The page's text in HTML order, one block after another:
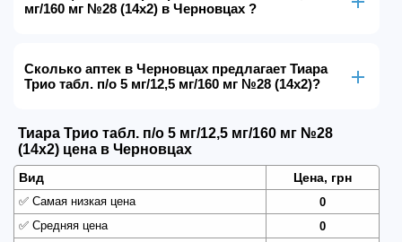
мг/160 мг №28 (14х2) в Черновцах ?
Сколько аптек в Черновцах предлагает Тиара
Трио табл. п/о 5 мг/12,5 мг/160 мг №28 (14х2)?
Тиара Трио табл. п/о 5 мг/12,5 мг/160 мг №28
(14х2) цена в Черновцах
Вид Цена, грн
✅ Самая низкая цена
0
✅ Средняя цена
0